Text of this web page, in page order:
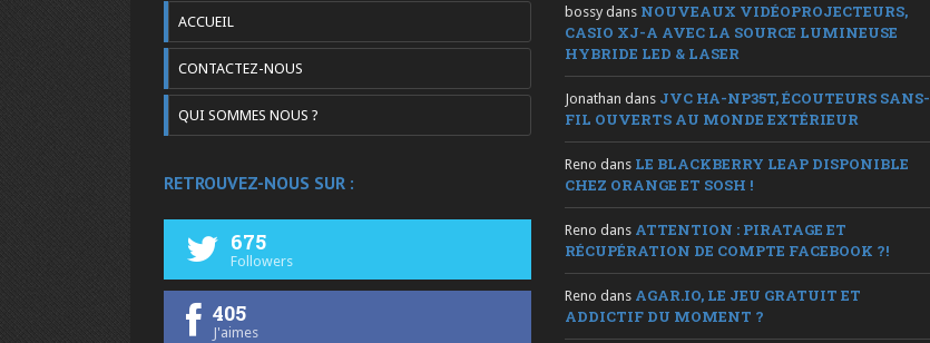
ACCUEIL
CONTACTEZ-NOUS
QUI SOMMES NOUS ?
RETROUVEZ-NOUS SUR :
675
Followers
405
J'aimes
bossy dans NOUVEAUX VIDÉOPROJECTEURS,
CASIO XJ-A AVEC LA SOURCE LUMINEUSE
HYBRIDE LED & LASER
Jonathan dans JVC HA-NP35T, ÉCOUTEURS SANS-
FIL OUVERTS AU MONDE EXTÉRIEUR
Reno dans LE BLACKBERRY LEAP DISPONIBLE
CHEZ ORANGE ET SOSH !
Reno dans ATTENTION : PIRATAGE ET
RÉCUPÉRATION DE COMPTE FACEBOOK ?!
Reno dans AGAR.IO, LE JEU GRATUIT ET
ADDICTIF DU MOMENT ?